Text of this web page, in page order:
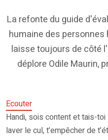
La refonte du guide
humaine des
laisse toujours de côté
déplore Odile Maurin,
Ecouter
Handi, sois content et tais-
laver le cul, t’empêcher de